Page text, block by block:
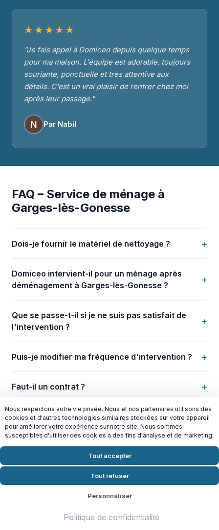
★★★★★
"Je fais appel à Domiceo depuis quelque temps
pour ma maison. L'équipe est adorable, toujours
souriante, ponctuelle et très attentive aux
détails. C'est un vrai plaisir de rentrer chez moi
après leur passage."
Par Nabil
FAQ – Service de ménage à
Garges-lès-Gonesse
Dois-je fournir le matériel de nettoyage ? +
Domiceo intervient-il pour un ménage après
déménagement à Garges-lès-Gonesse ?
+
Que se passe-t-il si je ne suis pas satisfait de
l'intervention ?
+
Puis-je modifier ma fréquence d'intervention ? +
Faut-il un contrat ? +
Quand puis-je commencer une prestation de
ménage à Garges-lès-Gonesse ?
+
Demander votre devis gratuit
Domiceo dès aujourd'hui pour un devis gratuit et
Nous respectons votre vie privée. Nous et nos partenaires utilisons des
cookies et d'autres technologies similaires stockées sur votre appareil
pour améliorer votre expérience sur notre site. Nous sommes
susceptibles d'utiliser des cookies à des fins d'analyse et de marketing.
Tout accepter
Tout refuser
Personnaliser
Politique de confidentialité